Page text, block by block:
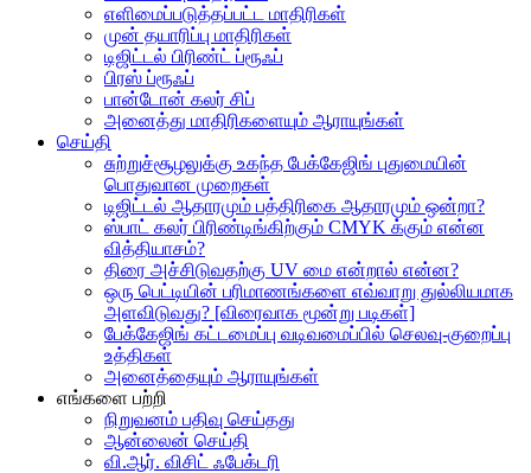
எளிமைப்படுத்தப்பட்ட மாதிரிகள்
முன் தயாரிப்பு மாதிரிகள்
டிஜிட்டல் பிரிண்ட் ப்ரூஃப்
பிரஸ் ப்ரூஃப்
பான்டோன் கலர் சிப்
அனைத்து மாதிரிகளையும் ஆராயுங்கள்
செய்தி
சுற்றுச்சூழலுக்கு உகந்த பேக்கேஜிங் புதுமையின்
பொதுவான முறைகள்
டிஜிட்டல் ஆதாரமும் பத்திரிகை ஆதாரமும் ஒன்றா?
ஸ்பாட் கலர் பிரிண்டிங்கிற்கும் CMYK க்கும் என்ன
வித்தியாசம்?
திரை அச்சிடுவதற்கு UV மை என்றால் என்ன?
ஒரு பெட்டியின் பரிமாணங்களை எவ்வாறு துல்லியமாக
அளவிடுவது? [விரைவாக மூன்று படிகள்]
பேக்கேஜிங் கட்டமைப்பு வடிவமைப்பில் செலவு-குறைப்பு
உத்திகள்
அனைத்தையும் ஆராயுங்கள்
எங்களை பற்றி
நிறுவனம் பதிவு செய்தது
ஆன்லைன் செய்தி
வி.ஆர். விசிட் ஃபேக்டரி